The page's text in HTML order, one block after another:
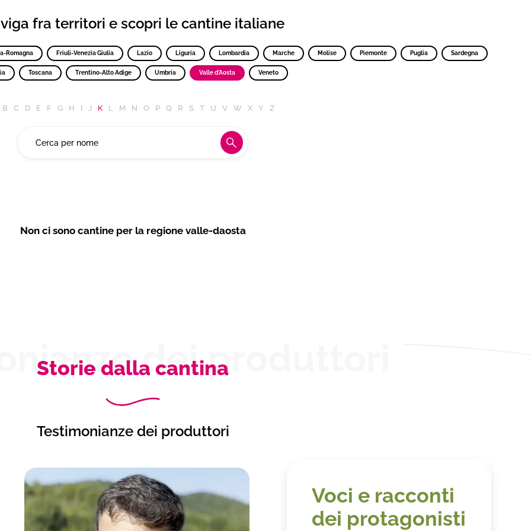
fra territori e scopri le cantine italiane
Romagna Friuli-Venezia Giulia Lazio Liguria Lombardia Marche Molise Piemonte Puglia Sardegna
Toscana Trentino-Alto Adige Umbria Valle d'Aosta Veneto
B C D E F G H I J K L M N O P Q R S T U V W X Y Z
Non ci sono cantine per la regione valle-daosta
dei produttori
Storie dalla cantina
Testimonianze dei produttori
Voci e racconti
dei protagonisti